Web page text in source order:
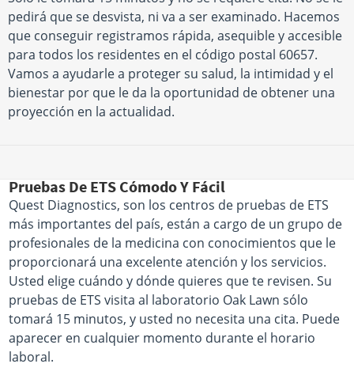
pedirá que se desvista, ni va a ser examinado. Hacemos
que conseguir registramos rápida, asequible y accesible
para todos los residentes en el código postal 60657.
Vamos a ayudarle a proteger su salud, la intimidad y el
bienestar por que le da la oportunidad de obtener una
proyección en la actualidad.
Pruebas De ETS Cómodo Y Fácil
Quest Diagnostics, son los centros de pruebas de ETS
más importantes del país, están a cargo de un grupo de
profesionales de la medicina con conocimientos que le
proporcionará una excelente atención y los servicios.
Usted elige cuándo y dónde quieres que te revisen. Su
pruebas de ETS visita al laboratorio Oak Lawn sólo
tomará 15 minutos, y usted no necesita una cita. Puede
aparecer en cualquier momento durante el horario
laboral.